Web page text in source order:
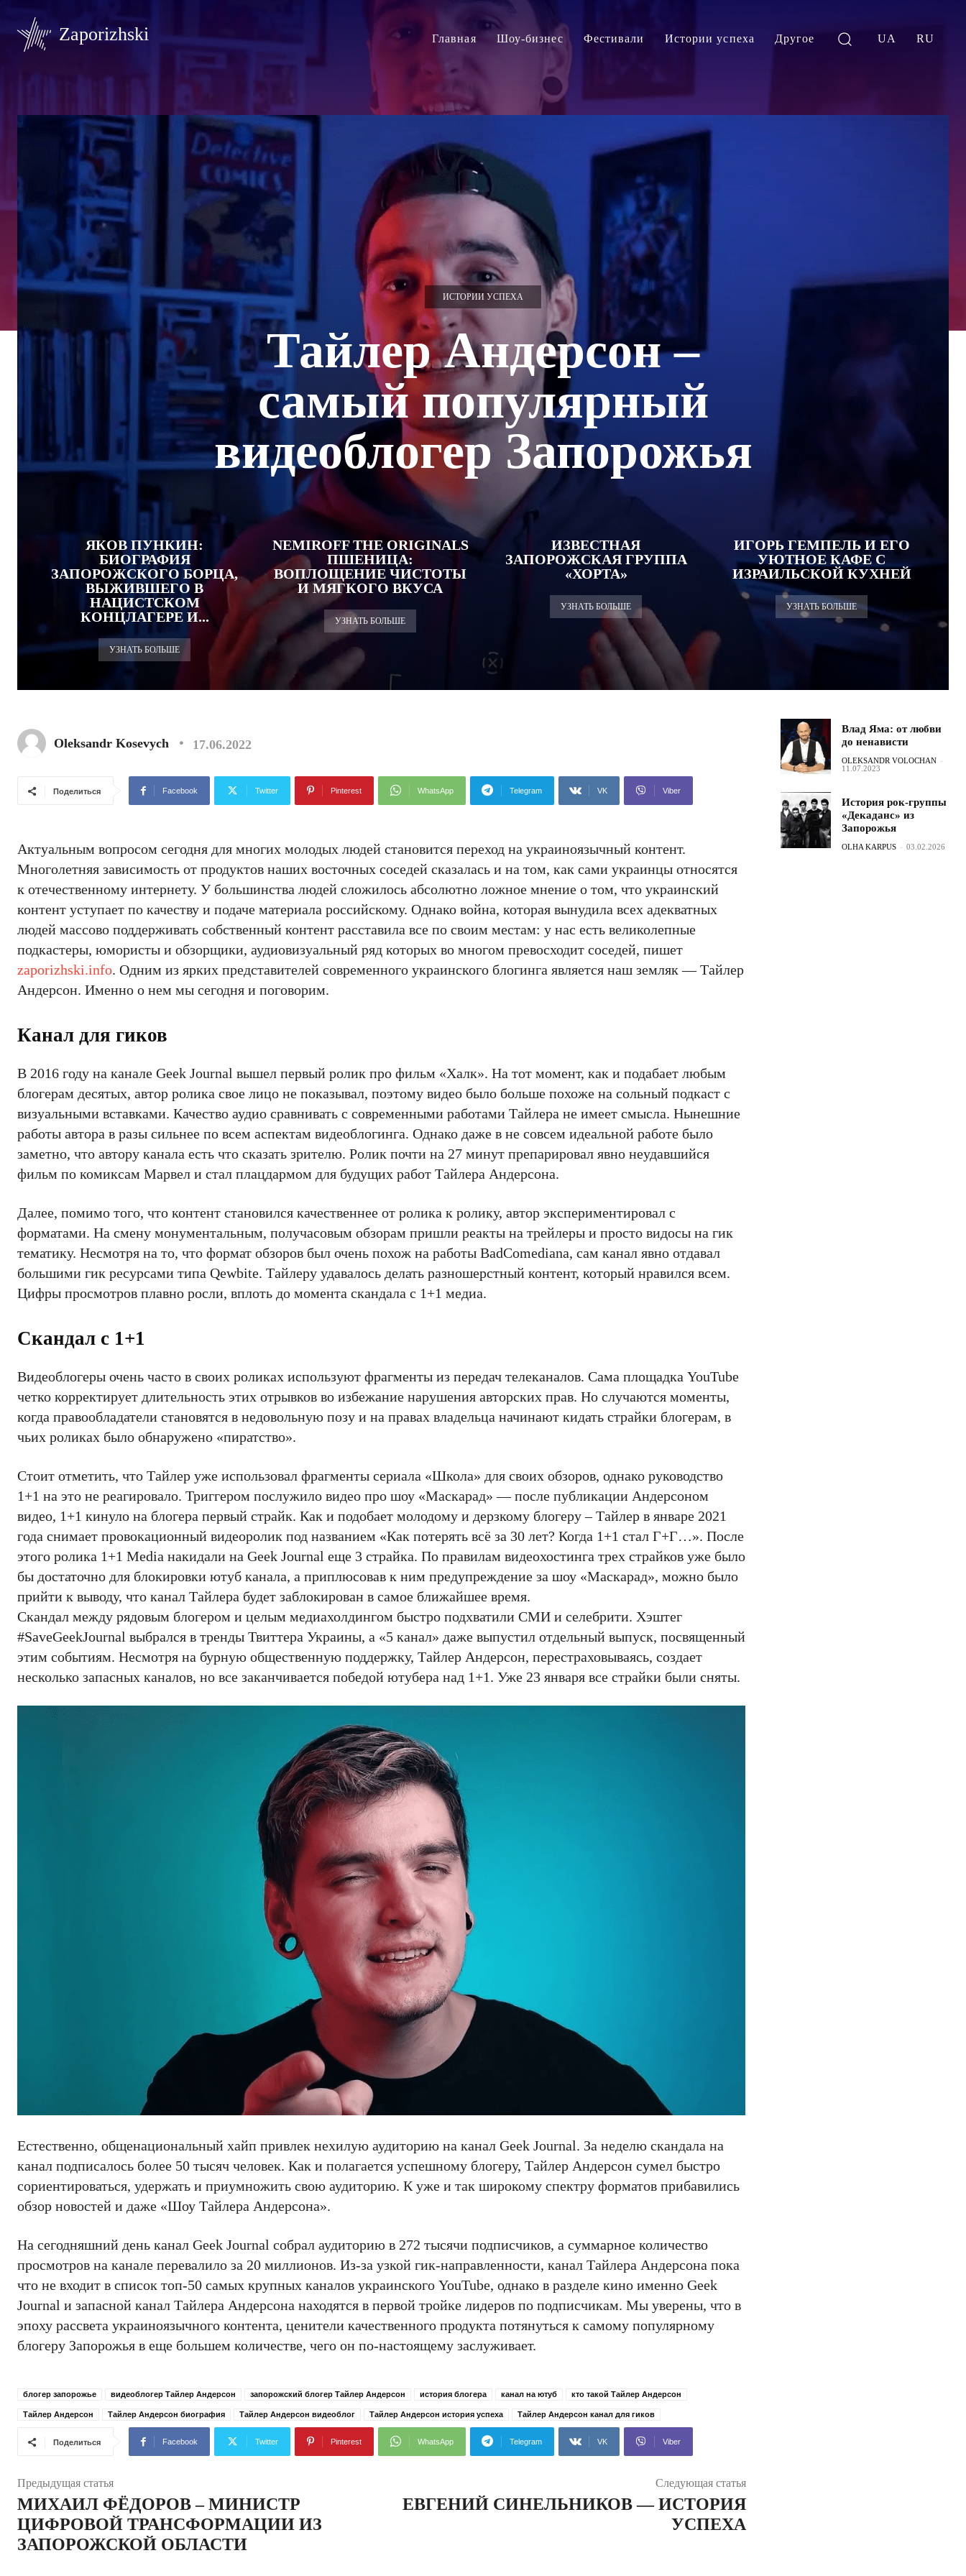
Zaporizhski Главная Шоу-бизнес Фестивали Истории успеха Другое UA RU
ИСТОРИИ УСПЕХА
Тайлер Андерсон –
самый популярный
видеоблогер Запорожья
ЯКОВ ПУНКИН:
БИОГРАФИЯ
ЗАПОРОЖСКОГО БОРЦА,
ВЫЖИВШЕГО В
НАЦИСТСКОМ
КОНЦЛАГЕРЕ И...
УЗНАТЬ БОЛЬШЕ
NEMIROFF THE ORIGINALS
ПШЕНИЦА:
ВОПЛОЩЕНИЕ ЧИСТОТЫ
И МЯГКОГО ВКУСА
УЗНАТЬ БОЛЬШЕ
ИЗВЕСТНАЯ
ЗАПОРОЖСКАЯ ГРУППА
«ХОРТА»
УЗНАТЬ БОЛЬШЕ
ИГОРЬ ГЕМПЕЛЬ И ЕГО
УЮТНОЕ КАФЕ С
ИЗРАИЛЬСКОЙ КУХНЕЙ
УЗНАТЬ БОЛЬШЕ
Oleksandr Kosevych 17.06.2022
Поделиться Facebook Twitter Pinterest WhatsApp Telegram VK Viber
Актуальным вопросом сегодня для многих молодых людей становится переход на украиноязычный контент.
Многолетняя зависимость от продуктов наших восточных соседей сказалась и на том, как сами украинцы относятся
к отечественному интернету. У большинства людей сложилось абсолютно ложное мнение о том, что украинский
контент уступает по качеству и подаче материала российскому. Однако война, которая вынудила всех адекватных
людей массово поддерживать собственный контент расставила все по своим местам: у нас есть великолепные
подкастеры, юмористы и обзорщики, аудиовизуальный ряд которых во многом превосходит соседей, пишет
zaporizhski.info. Одним из ярких представителей современного украинского блогинга является наш земляк — Тайлер
Андерсон. Именно о нем мы сегодня и поговорим.
Канал для гиков
В 2016 году на канале Geek Journal вышел первый ролик про фильм «Халк». На тот момент, как и подабает любым
блогерам десятых, автор ролика свое лицо не показывал, поэтому видео было больше похоже на сольный подкаст с
визуальными вставками. Качество аудио сравнивать с современными работами Тайлера не имеет смысла. Нынешние
работы автора в разы сильнее по всем аспектам видеоблогинга. Однако даже в не совсем идеальной работе было
заметно, что автору канала есть что сказать зрителю. Ролик почти на 27 минут препарировал явно неудавшийся
фильм по комиксам Марвел и стал плацдармом для будущих работ Тайлера Андерсона.
Далее, помимо того, что контент становился качественнее от ролика к ролику, автор экспериментировал с
форматами. На смену монументальным, получасовым обзорам пришли реакты на трейлеры и просто видосы на гик
тематику. Несмотря на то, что формат обзоров был очень похож на работы BadComediana, сам канал явно отдавал
большими гик ресурсами типа Qewbite. Тайлеру удавалось делать разношерстный контент, который нравился всем.
Цифры просмотров плавно росли, вплоть до момента скандала с 1+1 медиа.
Скандал с 1+1
Видеоблогеры очень часто в своих роликах используют фрагменты из передач телеканалов. Сама площадка YouTube
четко корректирует длительность этих отрывков во избежание нарушения авторских прав. Но случаются моменты,
когда правообладатели становятся в недовольную позу и на правах владельца начинают кидать страйки блогерам, в
чьих роликах было обнаружено «пиратство».
Стоит отметить, что Тайлер уже использовал фрагменты сериала «Школа» для своих обзоров, однако руководство
1+1 на это не реагировало. Триггером послужило видео про шоу «Маскарад» — после публикации Андерсоном
видео, 1+1 кинуло на блогера первый страйк. Как и подобает молодому и дерзкому блогеру – Тайлер в январе 2021
года снимает провокационный видеоролик под названием «Как потерять всё за 30 лет? Когда 1+1 стал Г+Г…». После
этого ролика 1+1 Media накидали на Geek Journal еще 3 страйка. По правилам видеохостинга трех страйков уже было
бы достаточно для блокировки ютуб канала, а приплюсовав к ним предупреждение за шоу «Маскарад», можно было
прийти к выводу, что канал Тайлера будет заблокирован в самое ближайшее время.
Скандал между рядовым блогером и целым медиахолдингом быстро подхватили СМИ и селебрити. Хэштег
#SaveGeekJournal выбрался в тренды Твиттера Украины, а «5 канал» даже выпустил отдельный выпуск, посвященный
этим событиям. Несмотря на бурную общественную поддержку, Тайлер Андерсон, перестраховываясь, создает
несколько запасных каналов, но все заканчивается победой ютубера над 1+1. Уже 23 января все страйки были сняты.
Естественно, общенациональный хайп привлек нехилую аудиторию на канал Geek Journal. За неделю скандала на
канал подписалось более 50 тысяч человек. Как и полагается успешному блогеру, Тайлер Андерсон сумел быстро
сориентироваться, удержать и приумножить свою аудиторию. К уже и так широкому спектру форматов прибавились
обзор новостей и даже «Шоу Тайлера Андерсона».
На сегодняшний день канал Geek Journal собрал аудиторию в 272 тысячи подписчиков, а суммарное количество
просмотров на канале перевалило за 20 миллионов. Из-за узкой гик-направленности, канал Тайлера Андерсона пока
что не входит в список топ-50 самых крупных каналов украинского YouTube, однако в разделе кино именно Geek
Journal и запасной канал Тайлера Андерсона находятся в первой тройке лидеров по подписчикам. Мы уверены, что в
эпоху рассвета украиноязычного контента, ценители качественного продукта потянуться к самому популярному
блогеру Запорожья в еще большем количестве, чего он по-настоящему заслуживает.
блогер запорожье видеоблогер Тайлер Андерсон запорожский блогер Тайлер Андерсон история блогера канал на ютуб кто такой Тайлер Андерсон
Тайлер Андерсон Тайлер Андерсон биография Тайлер Андерсон видеоблог Тайлер Андерсон история успеха Тайлер Андерсон канал для гиков
Поделиться Facebook Twitter Pinterest WhatsApp Telegram VK Viber
Предыдущая статья
МИХАИЛ ФЁДОРОВ – МИНИСТР
ЦИФРОВОЙ ТРАНСФОРМАЦИИ ИЗ
ЗАПОРОЖСКОЙ ОБЛАСТИ
Следующая статья
ЕВГЕНИЙ СИНЕЛЬНИКОВ — ИСТОРИЯ
УСПЕХА
Влад Яма: от любви
до ненависти
OLEKSANDR VOLOCHAN -
11.07.2023
История рок-группы
«Декаданс» из
Запорожья
OLHA KARPUS - 03.02.2026